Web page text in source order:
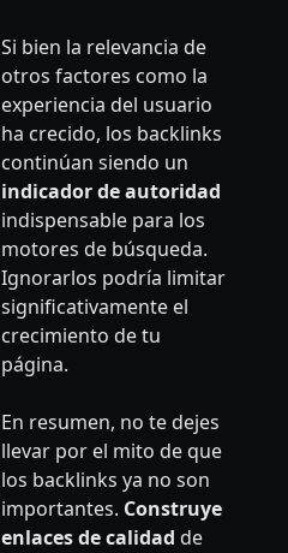
Si bien la relevancia de
otros factores como la
experiencia del usuario
ha crecido, los backlinks
continúan siendo un
indicador de autoridad
indispensable para los
motores de búsqueda.
Ignorarlos podría limitar
significativamente el
crecimiento de tu
página.
En resumen, no te dejes
llevar por el mito de que
los backlinks ya no son
importantes. Construye
enlaces de calidad de